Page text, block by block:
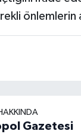
önlemlerin
Gazetesi